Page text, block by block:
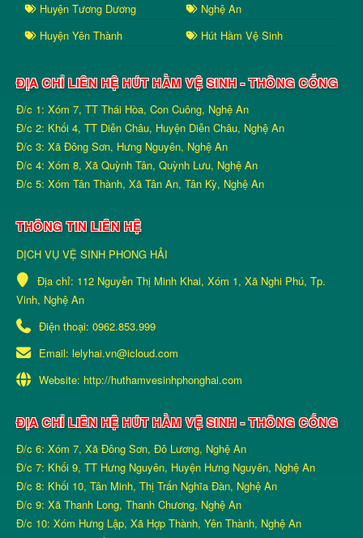
Huyện Tương Dương
Nghệ An
Huyện Yên Thành
Hút Hầm Vệ Sinh
ĐỊA CHỈ LIÊN HỆ HÚT HẦM VỆ SINH - THÔNG CỐNG
Đ/c 1: Xóm 7, TT Thái Hòa, Con Cuông, Nghệ An
Đ/c 2: Khối 4, TT Diễn Châu, Huyện Diễn Châu, Nghệ An
Đ/c 3: Xã Đông Sơn, Hưng Nguyên, Nghệ An
Đ/c 4: Xóm 8, Xã Quỳnh Tân, Quỳnh Lưu, Nghệ An
Đ/c 5: Xóm Tân Thành, Xã Tân An, Tân Kỳ, Nghệ An
THÔNG TIN LIÊN HỆ
DỊCH VỤ VỆ SINH PHONG HẢI
Địa chỉ: 112 Nguyễn Thị Minh Khai, Xóm 1, Xã Nghi Phú, Tp.
Vinh, Nghệ An
Điện thoại: 0962.853.999
Email: lelyhai.vn@icloud.com
Website: http://huthamvesinhphonghai.com
ĐỊA CHỈ LIÊN HỆ HÚT HẦM VỆ SINH - THÔNG CỐNG
Đ/c 6: Xóm 7, Xã Đông Sơn, Đô Lương, Nghệ An
Đ/c 7: Khối 9, TT Hưng Nguyên, Huyện Hưng Nguyên, Nghệ An
Đ/c 8: Khối 10, Tân Minh, Thị Trấn Nghĩa Đàn, Nghệ An
Đ/c 9: Xã Thanh Long, Thanh Chương, Nghệ An
Đ/c 10: Xóm Hưng Lập, Xã Hợp Thành, Yên Thành, Nghệ An